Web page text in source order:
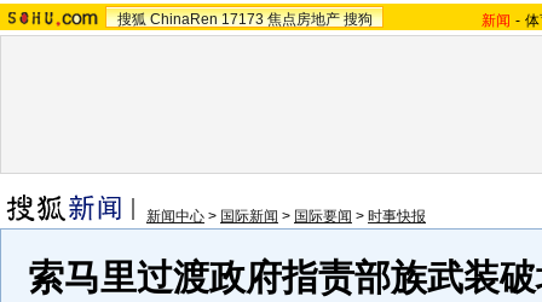
搜狐 ChinaRen 17173 焦点房地产 搜狗 新闻 -
新闻中心 > 国际新闻 > 国际要闻 > 时事快报
索马里过渡政府指责部族武装